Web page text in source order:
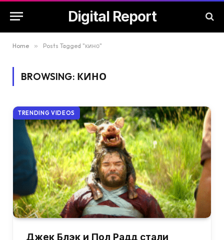
Digital Report
Home » Posts Tagged "кино"
BROWSING: КИНО
TRENDING VIDEOS
Джек Блэк и Пол Радд стали